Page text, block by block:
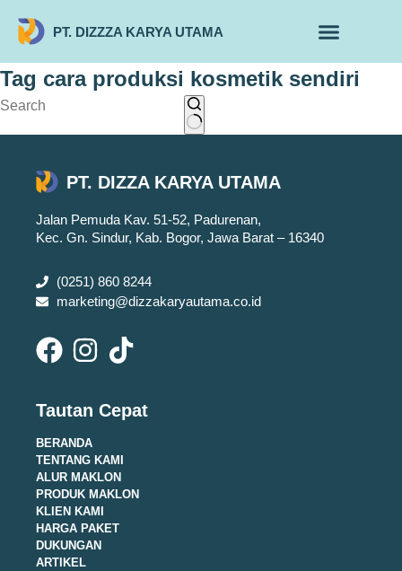
PT. DIZZZA KARYA UTAMA
Tag cara produksi kosmetik sendiri
PT. DIZZA KARYA UTAMA
Jalan Pemuda Kav. 51-52, Padurenan,
Kec. Gn. Sindur, Kab. Bogor, Jawa Barat – 16340
(0251) 860 8244
marketing@dizzakaryautama.co.id
Tautan Cepat
BERANDA
TENTANG KAMI
ALUR MAKLON
PRODUK MAKLON
KLIEN KAMI
HARGA PAKET
DUKUNGAN
ARTIKEL